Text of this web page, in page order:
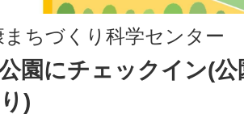
まちづくり科学センター
園にチェックイン(
)